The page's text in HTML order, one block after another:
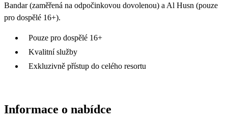
Bandar (zaměřená na odpočinkovou dovolenou) a Al Husn (pouze
pro dospělé 16+).
Pouze pro dospělé 16+
Kvalitní služby
Exkluzivně přístup do celého resortu
Informace o nabídce